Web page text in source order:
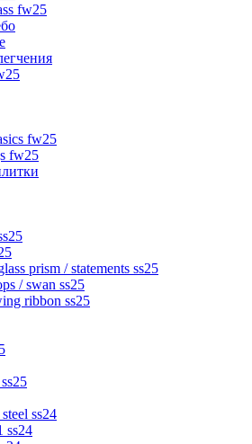
fw25
fw25
fw25
prism / statements ss25
/ swan ss25
ribbon ss25
ss24
ss24